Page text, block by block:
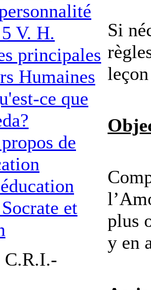
V. H.
principales
Humaines
ce que
de
et
C.R.I.-
Si
plus
y en